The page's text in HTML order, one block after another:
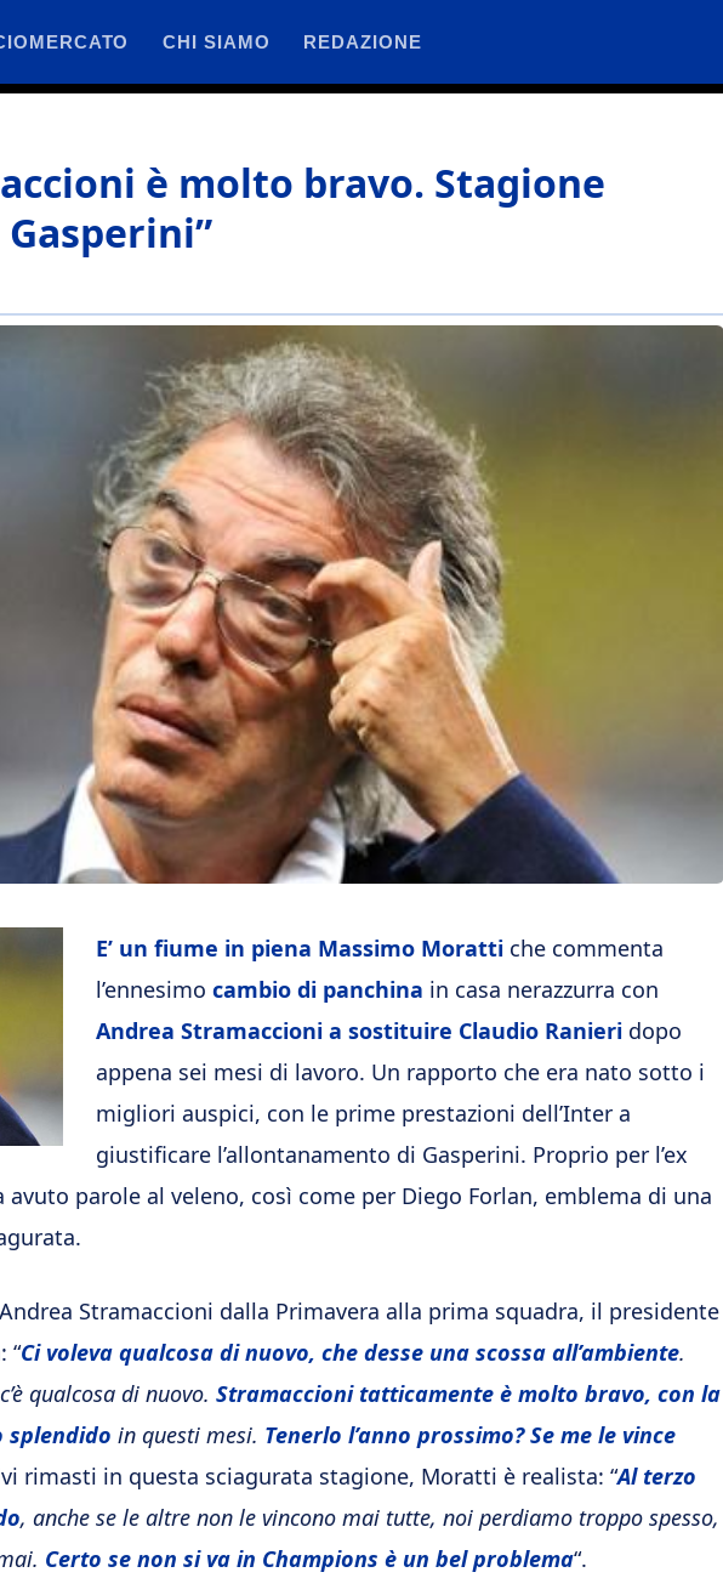
CHI SIAMO REDAZIONE
è molto bravo. Stagione
E’ un fiume in piena Massimo Moratti che commenta
l’ennesimo cambio di panchina in casa nerazzurra con
Andrea Stramaccioni a sostituire Claudio Ranieri dopo
appena sei mesi di lavoro. Un rapporto che era nato sotto i
migliori auspici, con le prime prestazioni dell’Inter a
giustificare l’allontanamento di Gasperini. Proprio per l’ex
parole al veleno, così come per Diego Forlan, emblema di una
Stramaccioni dalla Primavera alla prima squadra, il presidente
“Ci voleva qualcosa di nuovo, che desse una scossa all’ambiente.
qualcosa di nuovo. Stramaccioni tatticamente è molto bravo, con la
splendido in questi mesi. Tenerlo l’anno prossimo? Se me le vince
rimasti in questa sciagurata stagione, Moratti è realista: “Al terzo
, anche se le altre non le vincono mai tutte, noi perdiamo troppo spesso,
Certo se non si va in Champions è un bel problema“.